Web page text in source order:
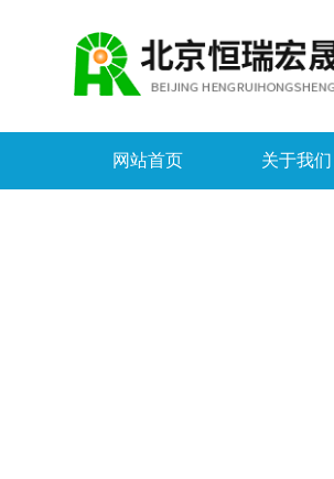
网站首页 关于我们